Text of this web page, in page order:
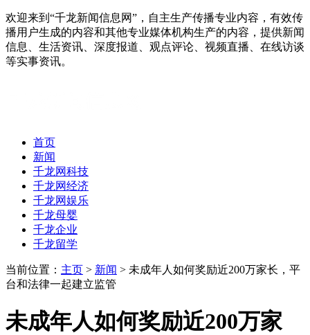
欢迎来到“千龙新闻信息网”，自主生产传播专业内容，有效传
播用户生成的内容和其他专业媒体机构生产的内容，提供新闻
信息、生活资讯、深度报道、观点评论、视频直播、在线访谈
等实事资讯。
首页
新闻
千龙网科技
千龙网经济
千龙网娱乐
千龙母婴
千龙企业
千龙留学
当前位置： 主页 > 新闻 > 未成年人如何奖励近200万家长，平
台和法律一起建立监管
未成年人如何奖励近200万家